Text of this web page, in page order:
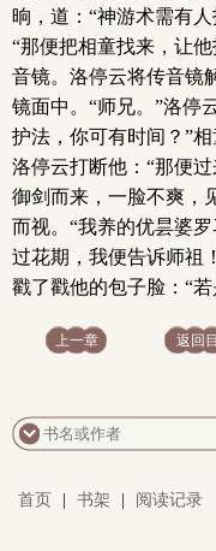
晌，道：“神游术需有
“那便把相童找来，让
音镜。洛停云将传音镜
镜面中。“师兄。”洛停
护法，你可有时间？”
洛停云打断他：“那便
御剑而来，一脸不爽，
而视。“我养的优昙婆
过花期，我便告诉师祖
戳了戳他的包子脸：“
上一章 返回
首页 书架 阅读记录